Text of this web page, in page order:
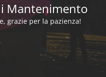
Mantenimento
grazie per la pazienza!